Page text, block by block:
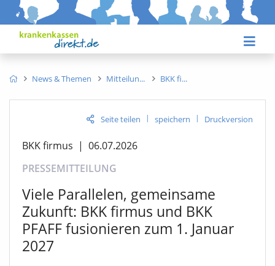
News & Themen Mitteilun BKK fi
Seite teilen | speichern | Druckversion
BKK firmus | 06.07.2026
PRESSEMITTEILUNG
Viele Parallelen, gemeinsame
Zukunft: BKK firmus und BKK
PFAFF fusionieren zum 1. Januar
2027